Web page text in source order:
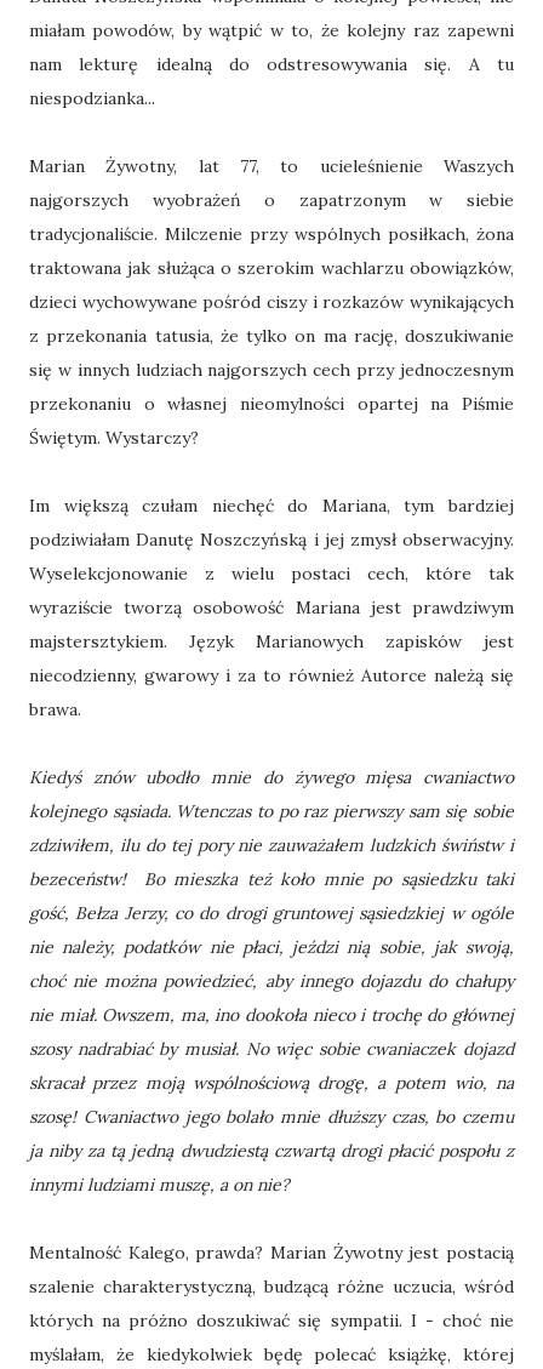
miałam powodów, by wątpić w to, że kolejny raz zapewni
nam lekturę idealną do odstresowywania się. A tu
niespodzianka...
Marian Żywotny, lat 77, to ucieleśnienie Waszych
najgorszych wyobrażeń o zapatrzonym w siebie
tradycjonaliście. Milczenie przy wspólnych posiłkach, żona
traktowana jak służąca o szerokim wachlarzu obowiązków,
dzieci wychowywane pośród ciszy i rozkazów wynikających
z przekonania tatusia, że tylko on ma rację, doszukiwanie
się w innych ludziach najgorszych cech przy jednoczesnym
przekonaniu o własnej nieomylności opartej na Piśmie
Świętym. Wystarczy?
Im większą czułam niechęć do Mariana, tym bardziej
podziwiałam Danutę Noszczyńską i jej zmysł obserwacyjny.
Wyselekcjonowanie z wielu postaci cech, które tak
wyraziście tworzą osobowość Mariana jest prawdziwym
majstersztykiem. Język Marianowych zapisków jest
niecodzienny, gwarowy i za to również Autorce należą się
brawa.
Kiedyś znów ubodło mnie do żywego mięsa cwaniactwo
kolejnego sąsiada. Wtenczas to po raz pierwszy sam się sobie
zdziwiłem, ilu do tej pory nie zauważałem ludzkich świństw i
bezeceństw! Bo mieszka też koło mnie po sąsiedzku taki
gość, Bełza Jerzy, co do drogi gruntowej sąsiedzkiej w ogóle
nie należy, podatków nie płaci, jeździ nią sobie, jak swoją,
choć nie można powiedzieć, aby innego dojazdu do chałupy
nie miał. Owszem, ma, ino dookoła nieco i trochę do głównej
szosy nadrabiać by musiał. No więc sobie cwaniaczek dojazd
skracał przez moją wspólnościową drogę, a potem wio, na
szosę! Cwaniactwo jego bolało mnie dłuższy czas, bo czemu
ja niby za tą jedną dwudziestą czwartą drogi płacić pospołu z
innymi ludziami muszę, a on nie?
Mentalność Kalego, prawda? Marian Żywotny jest postacią
szalenie charakterystyczną, budzącą różne uczucia, wśród
których na próżno doszukiwać się sympatii. I - choć nie
myślałam, że kiedykolwiek będę polecać książkę, której